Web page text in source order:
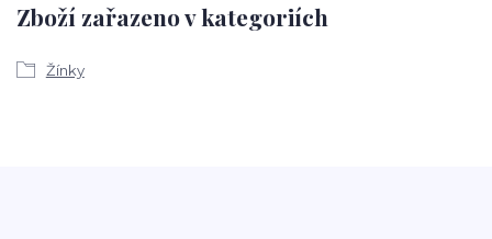
Zboží zařazeno v kategoriích
Žínky